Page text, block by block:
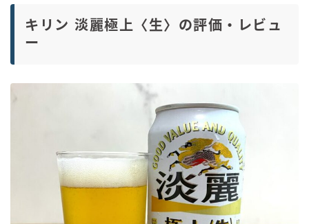
キリン 淡麗極上〈生〉の評価・レビュ
ー